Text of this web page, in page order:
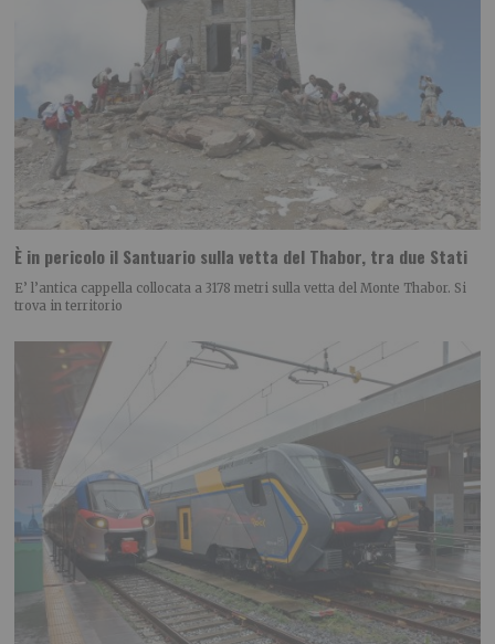
È in pericolo il Santuario sulla vetta del Thabor, tra due Stati
E’ l’antica cappella collocata a 3178 metri sulla vetta del Monte Thabor. Si
trova in territorio